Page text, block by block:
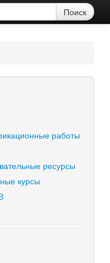
работы
ресурсы
курсы